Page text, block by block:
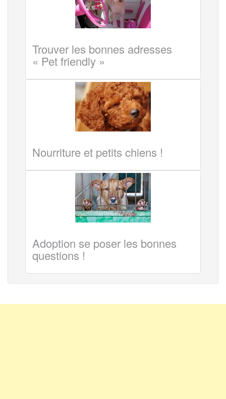
Trouver les bonnes adresses
« Pet friendly »
Nourriture et petits chiens !
Adoption se poser les bonnes
questions !